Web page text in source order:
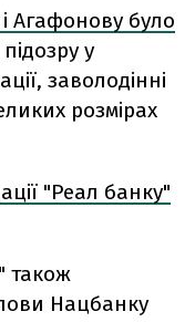
Агафонову було
у
заволодінні
розмірах
"Реал банку"
також
Нацбанку